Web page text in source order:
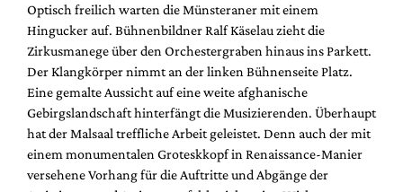
Optisch freilich warten die Münsteraner mit einem
Hingucker auf. Bühnenbildner Ralf Käselau zieht die
Zirkusmanege über den Orchestergraben hinaus ins Parkett.
Der Klangkörper nimmt an der linken Bühnenseite Platz.
Eine gemalte Aussicht auf eine weite afghanische
Gebirgslandschaft hinterfängt die Musizierenden. Überhaupt
hat der Malsaal treffliche Arbeit geleistet. Denn auch der mit
einem monumentalen Groteskkopf in Renaissance-Manier
versehene Vorhang für die Auftritte und Abgänge der